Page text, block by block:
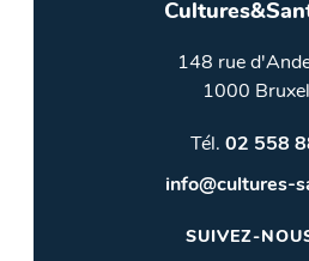
148 rue
1000
Tél. 02 558
info@cultures-
SUIVEZ-